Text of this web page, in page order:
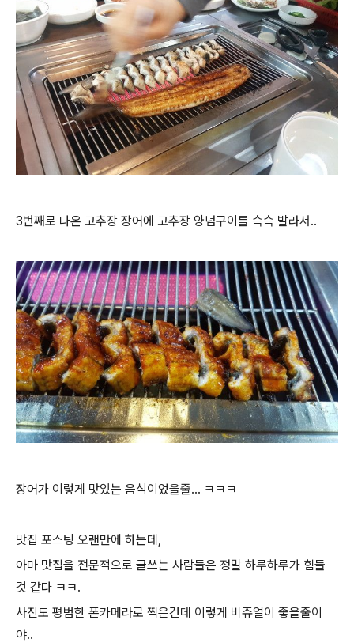
3번째로 나온 고추장 장어에 고추장 양념구이를 슥슥 발라서..
장어가 이렇게 맛있는 음식이었을줄... ㅋㅋㅋ
맛집 포스팅 오랜만에 하는데,
아마 맛집을 전문적으로 글쓰는 사람들은 정말 하루하루가 힘들
것 같다 ㅋㅋ.
사진도 평범한 폰카메라로 찍은건데 이렇게 비쥬얼이 좋을줄이
야..